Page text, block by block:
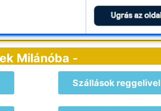
Milánóba -
Szállások reggelivel